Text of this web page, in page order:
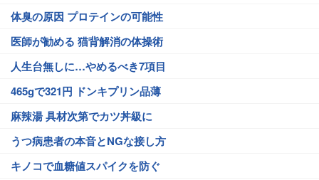
体臭の原因 プロテインの可能性
医師が勧める 猫背解消の体操術
人生台無しに…やめるべき7項目
465gで321円 ドンキプリン品薄
麻辣湯 具材次第でカツ丼級に
うつ病患者の本音とNGな接し方
キノコで血糖値スパイクを防ぐ